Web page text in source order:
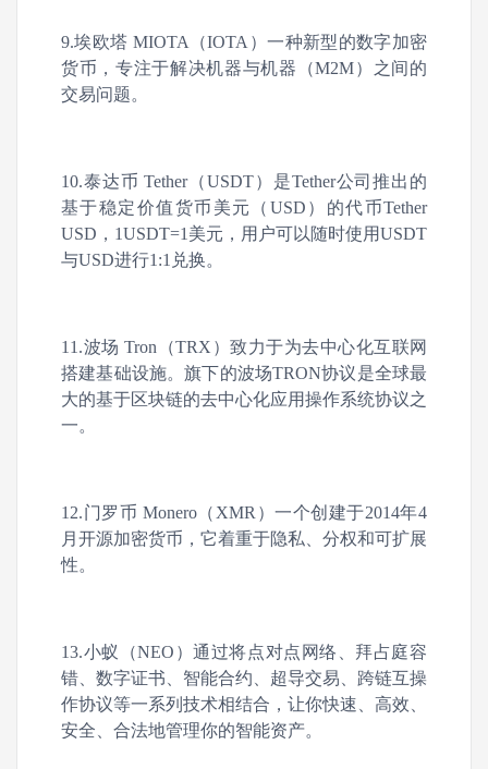
9.埃欧塔 MIOTA（IOTA）一种新型的数字加密
货币，专注于解决机器与机器（M2M）之间的
交易问题。
10.泰达币 Tether（USDT）是Tether公司推出的
基于稳定价值货币美元（USD）的代币Tether
USD，1USDT=1美元，用户可以随时使用USDT
与USD进行1:1兑换。
11.波场 Tron（TRX）致力于为去中心化互联网
搭建基础设施。旗下的波场TRON协议是全球最
大的基于区块链的去中心化应用操作系统协议之
一。
12.门罗币 Monero（XMR）一个创建于2014年4
月开源加密货币，它着重于隐私、分权和可扩展
性。
13.小蚁（NEO）通过将点对点网络、拜占庭容
错、数字证书、智能合约、超导交易、跨链互操
作协议等一系列技术相结合，让你快速、高效、
安全、合法地管理你的智能资产。